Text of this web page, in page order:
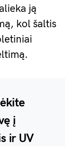
ją
kol šaltis
į
ir UV